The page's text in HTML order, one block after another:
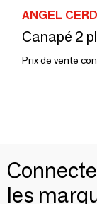
ANGEL
Prix de vente
les